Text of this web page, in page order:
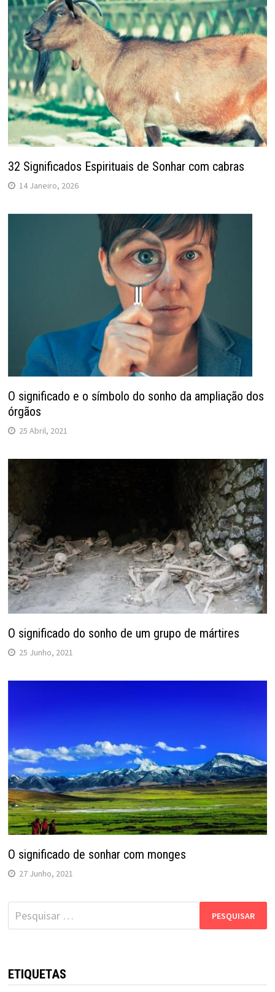
32 Significados Espirituais de Sonhar com cabras
14 Janeiro, 2026
O significado e o símbolo do sonho da ampliação dos
órgãos
25 Abril, 2021
O significado do sonho de um grupo de mártires
25 Junho, 2021
O significado de sonhar com monges
27 Junho, 2021
Pesquisar
por:
ETIQUETAS